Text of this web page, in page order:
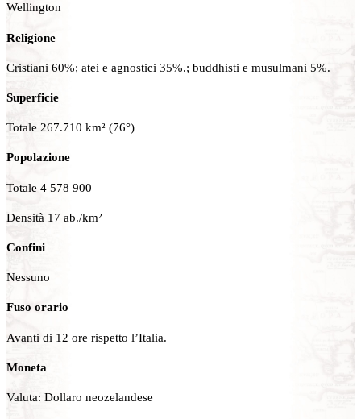
Wellington
Religione
Cristiani 60%; atei e agnostici 35%.; buddhisti e musulmani 5%.
Superficie
Totale 267.710 km² (76°)
Popolazione
Totale 4 578 900
Densità 17 ab./km²
Confini
Nessuno
Fuso orario
Avanti di 12 ore rispetto l’Italia.
Moneta
Valuta: Dollaro neozelandese